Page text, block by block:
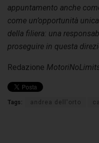
appuntamento anche
come un’opportunità
della filiera: una
proseguire in questa
Redazione
Tags: andrea dell'orto